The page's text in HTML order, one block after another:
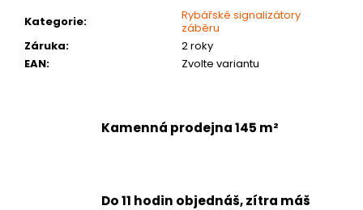
Kategorie:
Rybářské signalizátory
záběru
Záruka:
2 roky
EAN: Zvolte variantu
Kamenná prodejna 145 m²
Do 11 hodin objednáš, zítra máš